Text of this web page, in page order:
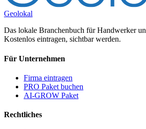
Geolokal
Das lokale Branchenbuch für Handwerker
Kostenlos eintragen, sichtbar werden.
Für Unternehmen
Firma eintragen
PRO Paket buchen
AI-GROW Paket
Rechtliches